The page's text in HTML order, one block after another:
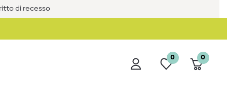
di recesso
0 0